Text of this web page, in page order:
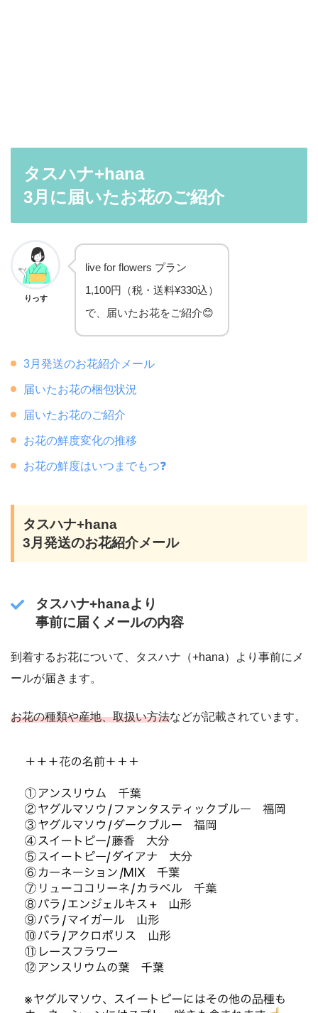
タスハナ+hana
3月に届いたお花のご紹介
りっす
live for flowers プラン
1,100円（税・送料¥330込）
で、届いたお花をご紹介😊
3月発送のお花紹介メール
届いたお花の梱包状況
届いたお花のご紹介
お花の鮮度変化の推移
お花の鮮度はいつまでもつ❓
タスハナ+hana
3月発送のお花紹介メール
タスハナ+hanaより
事前に届くメールの内容
到着するお花について、タスハナ（+hana）より事前にメ
ールが届きます。
お花の種類や産地、取扱い方法などが記載されています。